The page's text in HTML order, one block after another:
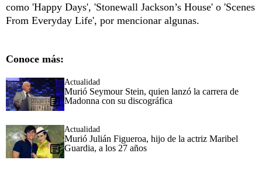
como 'Happy Days', 'Stonewall Jackson’s House' o 'Scenes
From Everyday Life', por mencionar algunas.
Conoce más:
Actualidad
Murió Seymour Stein, quien lanzó la carrera de
Madonna con su discográfica
Actualidad
Murió Julián Figueroa, hijo de la actriz Maribel
Guardia, a los 27 años